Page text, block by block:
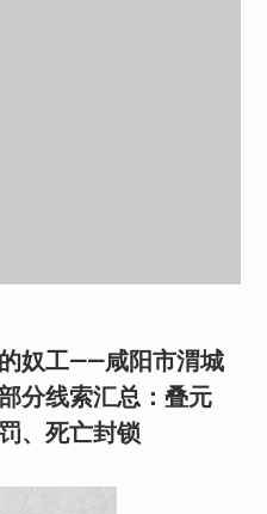
奴工——咸阳市渭城
分线索汇总：叠元
、死亡封锁